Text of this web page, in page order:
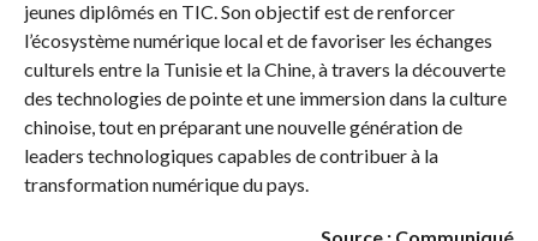
jeunes diplômés en TIC. Son objectif est de renforcer
l’écosystème numérique local et de favoriser les échanges
culturels entre la Tunisie et la Chine, à travers la découverte
des technologies de pointe et une immersion dans la culture
chinoise, tout en préparant une nouvelle génération de
leaders technologiques capables de contribuer à la
transformation numérique du pays.
Source : Communiqué